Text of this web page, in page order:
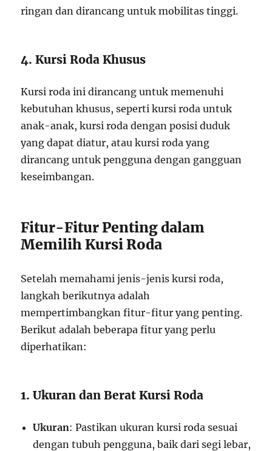
ringan dan dirancang untuk mobilitas tinggi.
4. Kursi Roda Khusus
Kursi roda ini dirancang untuk memenuhi
kebutuhan khusus, seperti kursi roda untuk
anak-anak, kursi roda dengan posisi duduk
yang dapat diatur, atau kursi roda yang
dirancang untuk pengguna dengan gangguan
keseimbangan.
Fitur-Fitur Penting dalam
Memilih Kursi Roda
Setelah memahami jenis-jenis kursi roda,
langkah berikutnya adalah
mempertimbangkan fitur-fitur yang penting.
Berikut adalah beberapa fitur yang perlu
diperhatikan:
1. Ukuran dan Berat Kursi Roda
Ukuran: Pastikan ukuran kursi roda sesuai
dengan tubuh pengguna, baik dari segi lebar,